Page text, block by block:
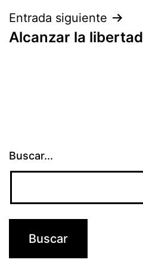
Entrada siguiente
Alcanzar la libertad
Buscar...